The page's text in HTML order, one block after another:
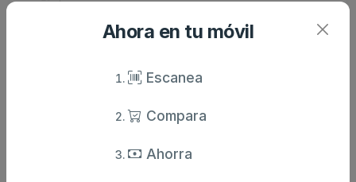
Ahora en tu móvil
Escanea
Compara
Ahorra